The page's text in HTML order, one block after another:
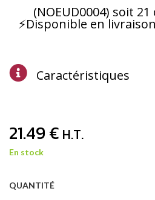
(NOEUD0004) soit
⚡Disponible en
Caractéristiques
21.49€ H.T.
En stock
QUANTITÉ